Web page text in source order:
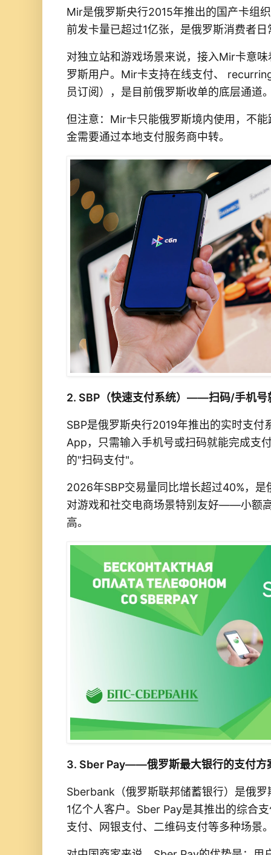
Mir是俄罗斯央行2015年推出的国产卡组
前发卡量已超过1亿张，是俄罗斯消费者
对独立站和游戏场景来说，接入Mir卡意
罗斯用户。Mir卡支持在线支付、
员订阅），是目前俄罗斯收单的底层通道
但注意：Mir卡只能俄罗斯境内使用，不
金需要通过本地支付服务商中转。
2. SBP（快速支付系统）——扫码/手机号
SBP是俄罗斯央行2019年推出的实时支付
App，只需输入手机号或扫码就能完成支
的"扫码支付"。
2026年SBP交易量同比增长超过40%，
对游戏和社交电商场景特别友好——小额
高。
3. Sber Pay——俄罗斯最大银行的支付方
Sberbank（俄罗斯联邦储蓄银行）是俄
1亿个人客户。Sber Pay是其推出的综合
支付、网银支付、二维码支付等多种场景